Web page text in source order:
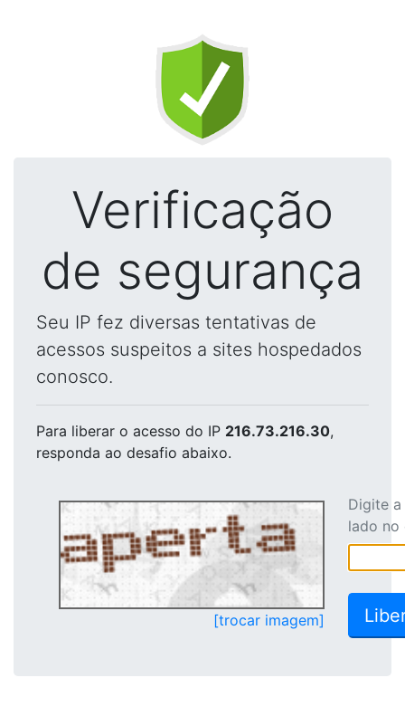
Verificação
de segurança
Seu IP fez diversas tentativas de
acessos suspeitos a sites hospedados
conosco.
Para liberar o acesso do IP 216.73.216.30,
responda ao desafio abaixo.
[trocar imagem]
Digite
lado no